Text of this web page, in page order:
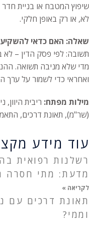
שיפוץ המטבח או בניית
לא, או רק באופן חלקי.
שאלה: האם כדאי
תשובה: לפי פסק הדין –
מדי שלא מניבה תשואה.
ואחראי כדי לשמור על ערך
מילות מפתח: ריבית היוון,
(שר"מ), תאונת דרכים,
עוד מידע
רשלנות רפואית
מדעת: מתי חסרה
לקריאה »
תאונת דרכים עם
וממי?